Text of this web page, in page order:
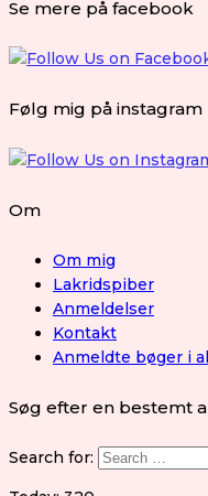
Se mere på facebook
Følg mig på instagram
Om
Om mig
Lakridspiber
Anmeldelser
Kontakt
Anmeldte bøger i
Søg efter en bestemt
Search for: